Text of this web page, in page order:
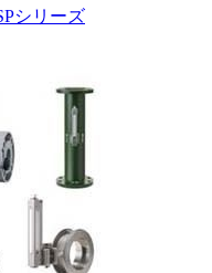
シリーズ